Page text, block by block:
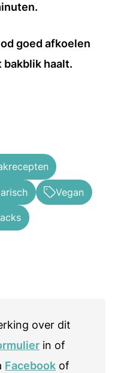
goed afkoelen
haalt.
Vegan
over dit
in of
Facebook of